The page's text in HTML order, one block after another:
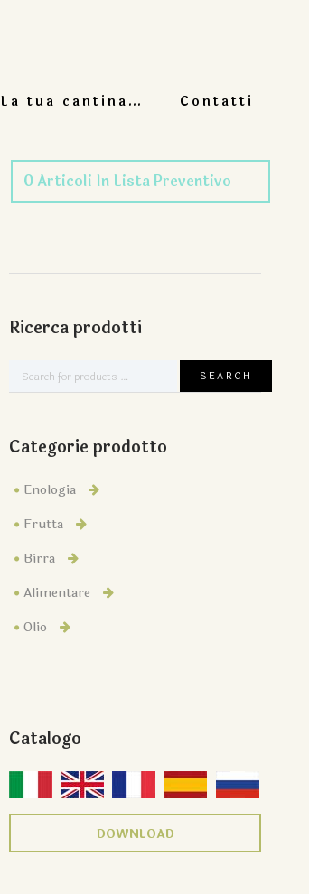
La tua cantina… Contatti
0Articoli In Lista Preventivo
Ricerca prodotti
Categorie prodotto
Enologia
Frutta
Birra
Alimentare
Olio
Catalogo
DOWNLOAD